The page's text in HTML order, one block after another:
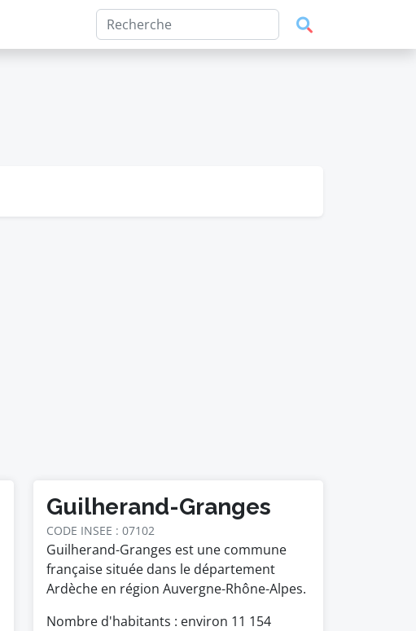
Guilherand-Granges
CODE INSEE : 07102
Guilherand-Granges est une commune
française située dans le département
Ardèche en région Auvergne-Rhône-Alpes.
Nombre d'habitants : environ 11 154